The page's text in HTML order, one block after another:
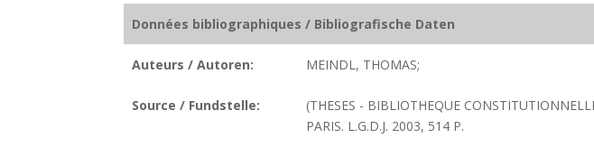
Données bibliographiques / Bibliografische Daten
Auteurs / Autoren: MEINDL, THOMAS;
Source / Fundstelle:
(THESES - BIBLIOTHEQUE
PARIS. L.G.D.J. 2003, 514 P.